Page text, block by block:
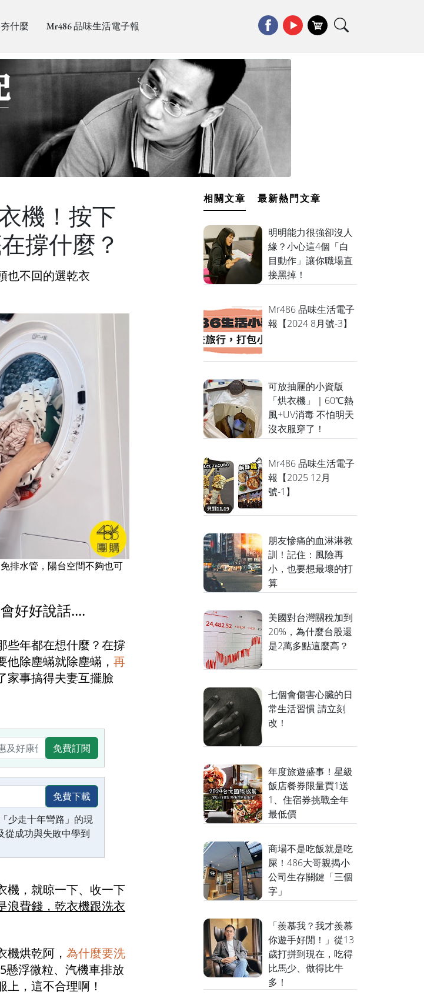
什麼 Mr486 品味生活電子報
機！按下
撐什麼？
也不回的選乾衣
排水管，陽台空間不夠也可
好好說話....
些年都在想什麼？在撐
除塵蟎就除塵蟎， 再
家事搞得夫妻互擺臉
免費訂閱
免費下載
少走十年彎路」的現
從成功與失敗中學到
機，就晾一下、收一下
浪費錢，乾衣機跟洗衣
烘乾阿， 為什麼要洗
懸浮微粒、汽機車排放
，這不合理啊！
相關文章 最新熱門文章
明明能力很強卻沒人
緣？小心這4個「白
目動作」讓你職場直
接黑掉！
Mr486 品味生活電子
報【2024 8月號-3】
可放抽屜的小資版
「烘衣機」｜60℃熱
風+UV消毒 不怕明天
沒衣服穿了！
Mr486 品味生活電子
報【2025 12月
號-1】
朋友慘痛的血淋淋教
訓！記住：風險再
小，也要想最壞的打
算
美國對台灣關稅加到
20%，為什麼台股還
是2萬多點這麼高？
七個會傷害心臟的日
常生活習慣 請立刻
改！
年度旅遊盛事！星級
飯店餐券限量買1送
1、住宿券挑戰全年
最低價
商場不是吃飯就是吃
屎！486大哥親揭小
公司生存關鍵「三個
字」
「羨慕我？我才羨慕
你遊手好閒！」從13
歲打拼到現在，吃得
比馬少、做得比牛
多！